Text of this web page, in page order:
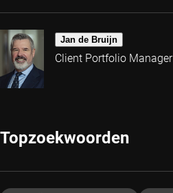
Jan de Bruijn
Client Portfolio Manager
Topzoekwoorden